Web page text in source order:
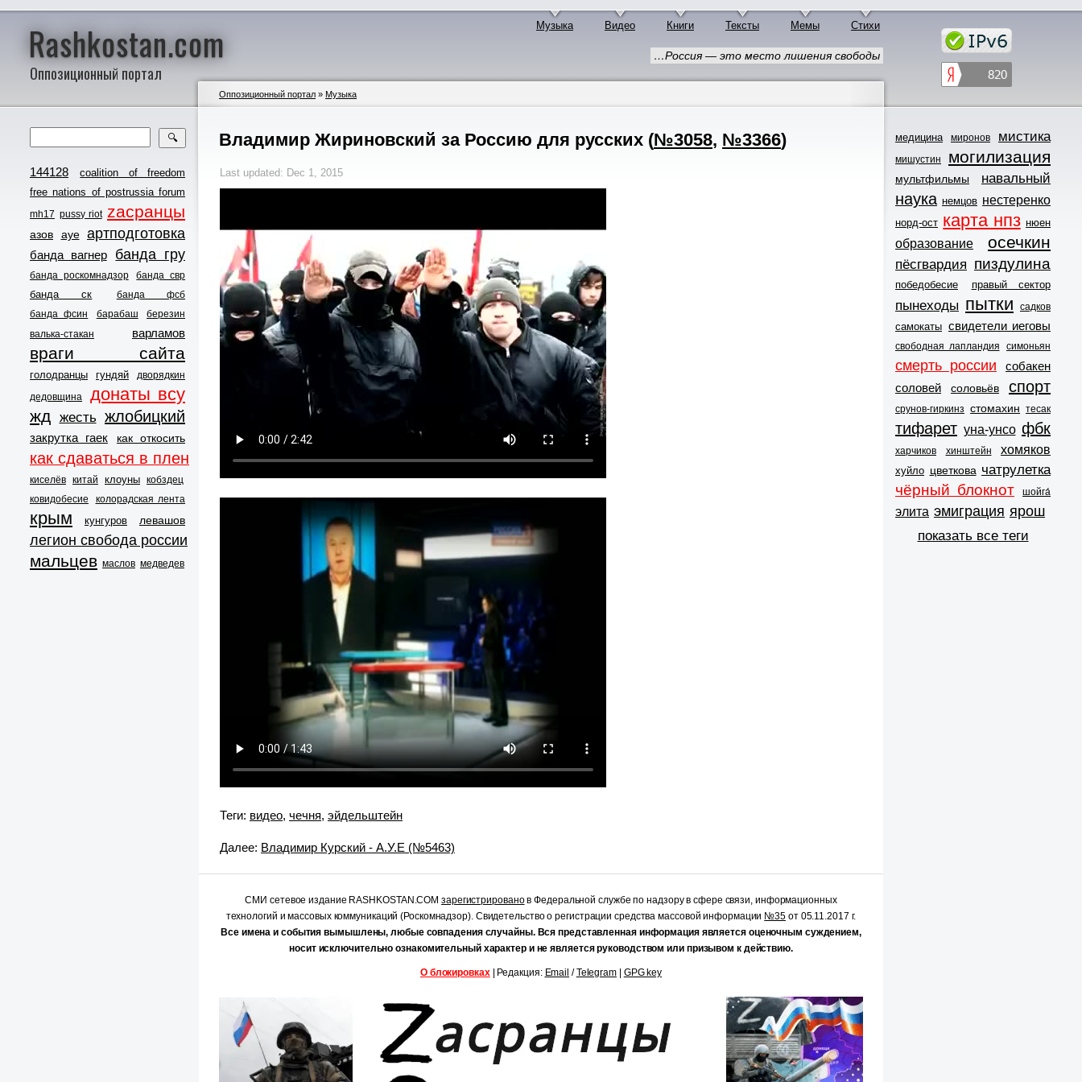
Rashkostan.com
Оппозиционный портал
Музыка Видео Книги Тексты Мемы Стихи
🔍
144128
coalition of freedom
free nations of postrussia forum
mh17 pussy riot zасранцы
азов ауе артподготовка
банда вагнер банда гру
банда роскомнадзор банда свр
банда ск
банда фсб
банда фсин
барабаш
березин
валька-стакан
варламов
враги сайта
голодранцы гундяй
дворядкин
дедовщина
донаты всу
жд жесть жлобицкий
закрутка гаек как откосить
как сдаваться в плен
киселёв китай клоуны кобздец
ковидобесие
колорадская лента
крым кунгуров левашов
легион свобода россии
мальцев маслов медведев
…Россия — это место лишения свободы
Оппозиционный портал » Музыка
Владимир Жириновский за Россию для русских (№3058, №3366)
Last updated: Dec 1, 2015
Теги: видео, чечня, эйдельштейн
Далее: Владимир Курский - А.У.Е (№5463)
СМИ сетевое издание RASHKOSTAN.COMзарегистрированов Федеральной службе по надзору в сфере связи, информационных
технологий и массовых коммуникаций (Роскомнадзор). Свидетельство о регистрации средства массовой информации №35от 05.11.2017 г.
Все имена и события вымышлены, любые совпадения случайны. Вся представленная информация является оценочным суждением,
носит исключительно ознакомительный характер и не является руководством или призывом к действию.
О блокировках| Редакция: Email /Telegram| GPG key
медицина миронов мистика
мишустин могилизация
мультфильмы навальный
наука немцов нестеренко
норд-ост карта нпз нюен
образование осечкин
пёсгвардия пиздулина
победобесие правый сектор
пынеходы пытки садков
самокаты свидетели иеговы
свободная лапландия симоньян
смерть россии
собакен
соловей
соловьёв спорт
срунов-гиркинз стомахин тесак
тифарет уна-унсо фбк
харчиков хинштейн хомяков
хуйло цветкова чатрулетка
чёрный блокнот шойга́
элита эмиграция ярош
показать все теги